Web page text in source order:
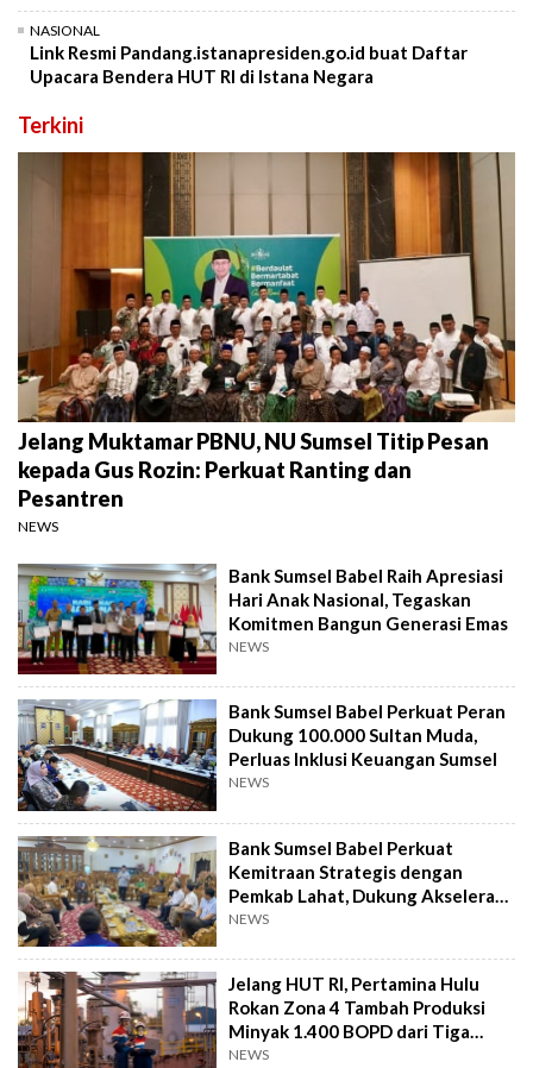
NASIONAL
Link Resmi Pandang.istanapresiden.go.id buat Daftar
Upacara Bendera HUT RI di Istana Negara
Terkini
Jelang Muktamar PBNU, NU Sumsel Titip Pesan
kepada Gus Rozin: Perkuat Ranting dan
Pesantren
NEWS
Bank Sumsel Babel Raih Apresiasi
Hari Anak Nasional, Tegaskan
Komitmen Bangun Generasi Emas
NEWS
Bank Sumsel Babel Perkuat Peran
Dukung 100.000 Sultan Muda,
Perluas Inklusi Keuangan Sumsel
NEWS
Bank Sumsel Babel Perkuat
Kemitraan Strategis dengan
Pemkab Lahat, Dukung Akselerasi
Ekonomi Daerah
NEWS
Jelang HUT RI, Pertamina Hulu
Rokan Zona 4 Tambah Produksi
Minyak 1.400 BOPD dari Tiga
Sumur Baru
NEWS